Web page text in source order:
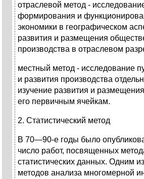
отраслевой метод -
формирования и
экономики в географическом
развития и размещения
производства в отраслевом
местный метод - исследование
и развития производства
изучение развития и
его первичным ячейкам.
2. Статистический метод
В 70—90-е годы было
число работ, посвященных
статистических данных. Одним
методов анализа многомерной